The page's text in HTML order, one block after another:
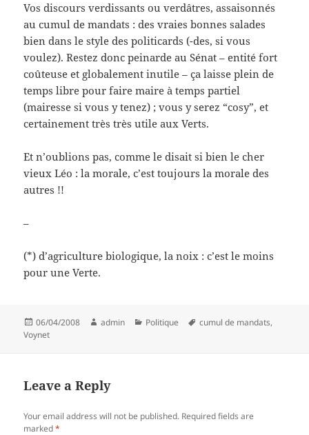
Vos discours verdissants ou verdâtres, assaisonnés
au cumul de mandats : des vraies bonnes salades
bien dans le style des politicards (-des, si vous
voulez). Restez donc peinarde au Sénat – entité fort
coûteuse et globalement inutile – ça laisse plein de
temps libre pour faire maire à temps partiel
(mairesse si vous y tenez) ; vous y serez “cosy”, et
certainement très très utile aux Verts.
Et n’oublions pas, comme le disait si bien le cher
vieux Léo : la morale, c’est toujours la morale des
autres !!
–
(*) d’agriculture biologique, la noix : c’est le moins
pour une Verte.
Posted
on
06/04/2008 Author
admin Categories
Politique Tags
cumul de mandats,
Voynet
Leave a Reply
Your email address will not be published. Required fields are
marked*